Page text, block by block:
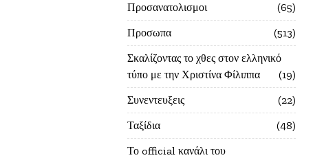
Προσανατολισμοι
65
Προσωπα
513
Σκαλίζοντας το χθες στον ελληνικό
τύπο με την Χριστίνα Φίλιππα
19
Συνεντευξεις
22
Ταξίδια
48
Το official κανάλι του